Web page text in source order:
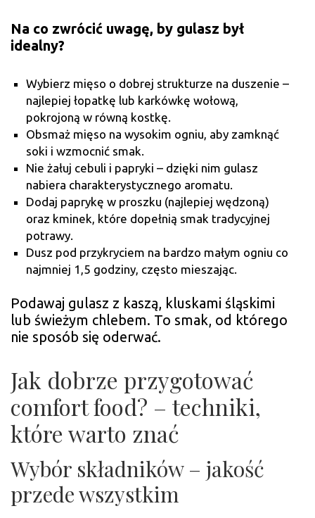
Na co zwrócić uwagę, by gulasz był
idealny?
Wybierz mięso o dobrej strukturze na duszenie –
najlepiej łopatkę lub karkówkę wołową,
pokrojoną w równą kostkę.
Obsmaż mięso na wysokim ogniu, aby zamknąć
soki i wzmocnić smak.
Nie żałuj cebuli i papryki – dzięki nim gulasz
nabiera charakterystycznego aromatu.
Dodaj paprykę w proszku (najlepiej wędzoną)
oraz kminek, które dopełnią smak tradycyjnej
potrawy.
Dusz pod przykryciem na bardzo małym ogniu co
najmniej 1,5 godziny, często mieszając.
Podawaj gulasz z kaszą, kluskami śląskimi
lub świeżym chlebem. To smak, od którego
nie sposób się oderwać.
Jak dobrze przygotować
comfort food? – techniki,
które warto znać
Wybór składników – jakość
przede wszystkim